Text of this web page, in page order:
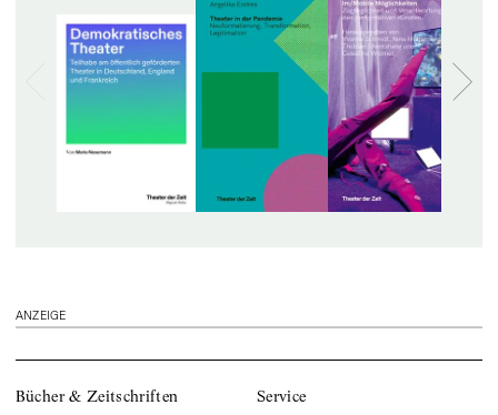
ANZEIGE
Bücher & Zeitschriften Service